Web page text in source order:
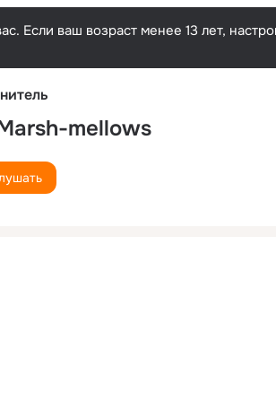
Если ваш возраст менее 13 лет,
mellows